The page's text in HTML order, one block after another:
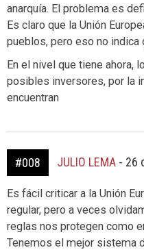
anarquía. El problema es
Es claro que la Unión
pueblos, pero eso no indica
En el nivel que tiene ahora,
posibles inversores, por la
encuentran
#008 JULIO LEMA - 26
Es fácil criticar a la Unión
regular, pero a veces
reglas nos protegen como
Tenemos el mejor sistema